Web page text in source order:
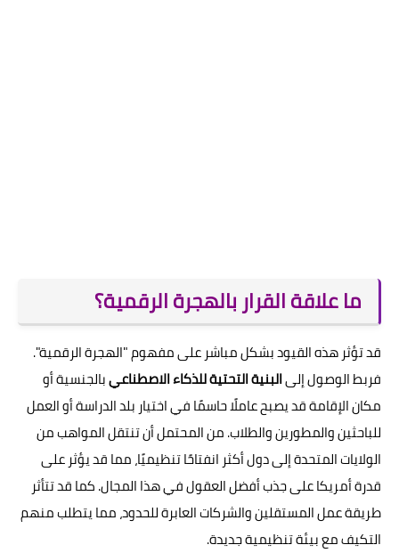
ما علاقة القرار بالهجرة الرقمية؟
قد تؤثر هذه القيود بشكل مباشر على مفهوم "الهجرة الرقمية".
فربط الوصول إلىالبنية التحتية للذكاء الاصطناعيبالجنسية أو
مكان الإقامة قد يصبح عاملًا حاسمًا في اختيار بلد الدراسة أو العمل
للباحثين والمطورين والطلاب. من المحتمل أن تنتقل المواهب من
الولايات المتحدة إلى دول أكثر انفتاحًا تنظيميًا، مما قد يؤثر على
قدرة أمريكا على جذب أفضل العقول في هذا المجال. كما قد تتأثر
طريقة عمل المستقلين والشركات العابرة للحدود، مما يتطلب منهم
التكيف مع بيئة تنظيمية جديدة.